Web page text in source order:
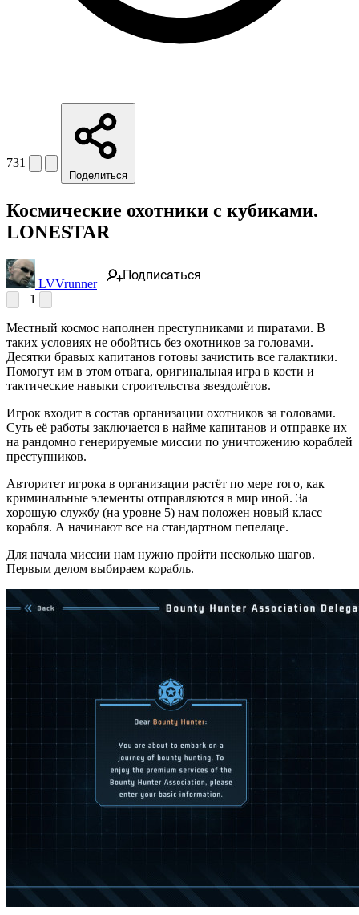
731
Поделиться
Космические охотники с кубиками.
LONESTAR
LVVrunner
Подписаться
+1
Местный космос наполнен преступниками и пиратами. В
таких условиях не обойтись без охотников за головами.
Десятки бравых капитанов готовы зачистить все галактики.
Помогут им в этом отвага, оригинальная игра в кости и
тактические навыки строительства звездолётов.
Игрок входит в состав организации охотников за головами.
Суть её работы заключается в найме капитанов и отправке их
на рандомно генерируемые миссии по уничтожению кораблей
преступников.
Авторитет игрока в организации растёт по мере того, как
криминальные элементы отправляются в мир иной. За
хорошую службу (на уровне 5) нам положен новый класс
корабля. А начинают все на стандартном пепелаце.
Для начала миссии нам нужно пройти несколько шагов.
Первым делом выбираем корабль.